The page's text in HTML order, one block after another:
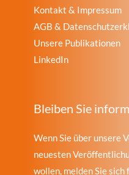
Kontakt & Impressum
AGB &
Unsere Publikationen
LinkedIn
Bleiben Sie
Wenn Sie über unsere
neuesten
wollen, melden Sie